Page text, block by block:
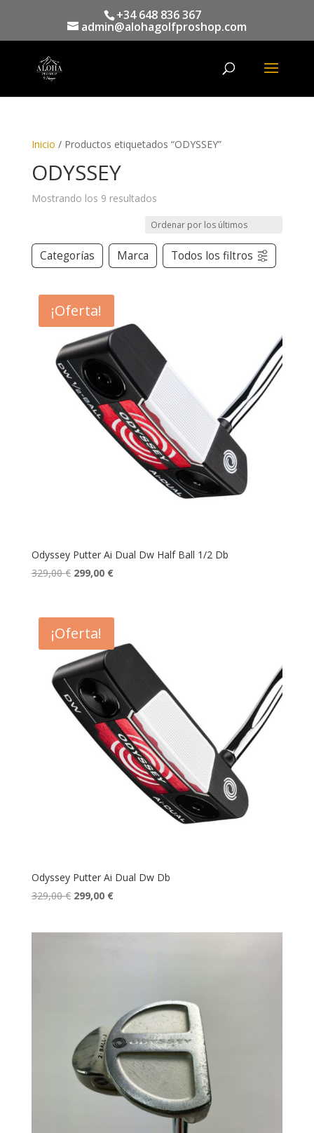
+34 648 836 367
admin@alohagolfproshop.com
productos
Inicio / Productos etiquetados “ODYSSEY”
ODYSSEY
Mostrando los 9 resultados
Categorías Marca Todos los filtros
¡Oferta!
Odyssey Putter Ai Dual Dw Half Ball 1/2 Db
329,00€ El
era:
329,00 €.
299,00 €El
es:
¡Oferta!
Odyssey Putter Ai Dual Dw Db
329,00€ El
299,00 €El